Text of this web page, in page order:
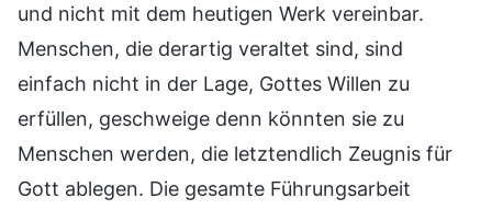
und nicht mit dem heutigen Werk vereinbar.
Menschen, die derartig veraltet sind, sind
einfach nicht in der Lage, Gottes Willen zu
erfüllen, geschweige denn könnten sie zu
Menschen werden, die letztendlich Zeugnis für
Gott ablegen. Die gesamte Führungsarbeit